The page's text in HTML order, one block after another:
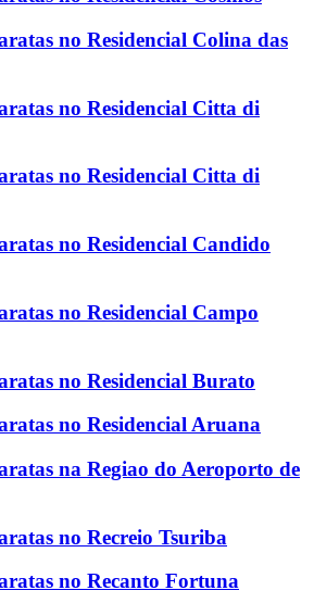
no Residencial Colina das
no Residencial Citta di
no Residencial Citta di
no Residencial Candido
no Residencial Campo
no Residencial Burato
no Residencial Aruana
na Regiao do Aeroporto de
no Recreio Tsuriba
no Recanto Fortuna